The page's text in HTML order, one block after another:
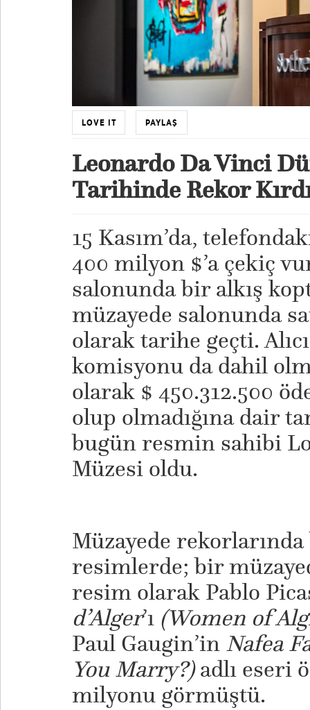
LOVE IT PAYLAŞ
Leonardo Da Vinci
Tarihinde Rekor
15 Kasım’da,
400 milyon $’a çekiç
salonunda bir alkış
müzayede salonunda
olarak tarihe geçti.
komisyonu da dahil
olarak $ 450.312.500
olup olmadığına dair
bugün resmin sahibi
Müzesi oldu.
Müzayede rekorlarında
resimlerde; bir
resim olarak Pablo
d’Alger’ı(Women of
Paul Gaugin’in Nafea
You Marry?)adlı eseri
milyonu görmüştü.